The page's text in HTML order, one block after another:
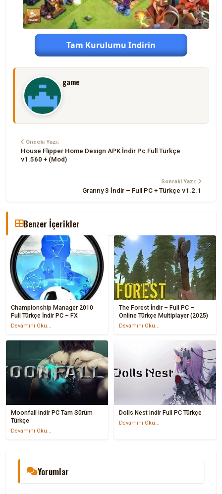
Tam Kurulumu Indirin
game
Önceki Yazı:
House Flipper Home Design APK İndir Pc Full Türkçe
v1.560 + (Mod)
Sonraki Yazı:
Granny 3 İndir – Full PC + Türkçe v1.2.1
Benzer İçerikler
Championship Manager 2010
Full Türkçe İndir PC – FX
Devamını Oku...
The Forest İndir – Full PC –
Online Türkçe Multiplayer (2025)
Devamını Oku...
Moonfall indir PC Tam Sürüm
Türkçe
Devamını Oku...
Dolls Nest indir Full PC Türkçe
Devamını Oku...
Yorumlar